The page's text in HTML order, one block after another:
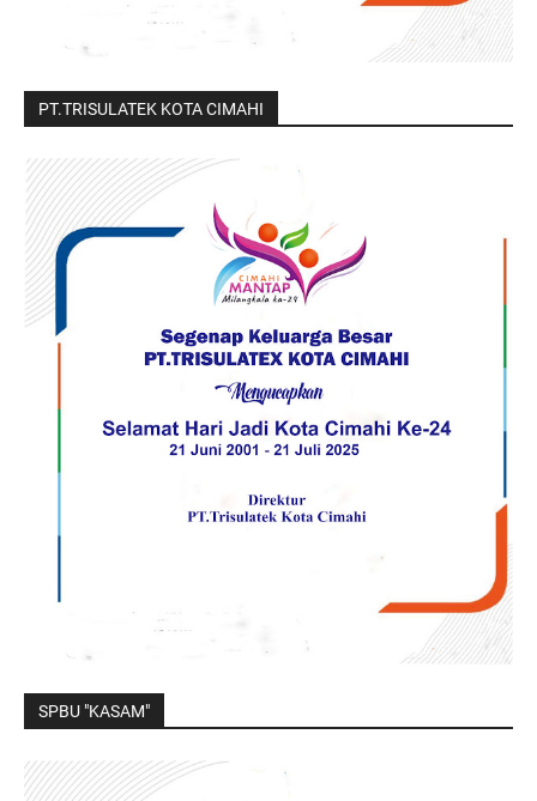
PT.TRISULATEK KOTA CIMAHI
SPBU "KASAM"